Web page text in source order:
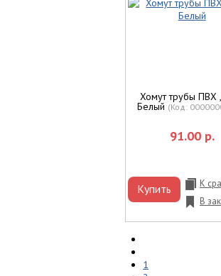
Хомут трубы ПВХ
Белый (Код:
91.00 р.
Купить
К
В
1